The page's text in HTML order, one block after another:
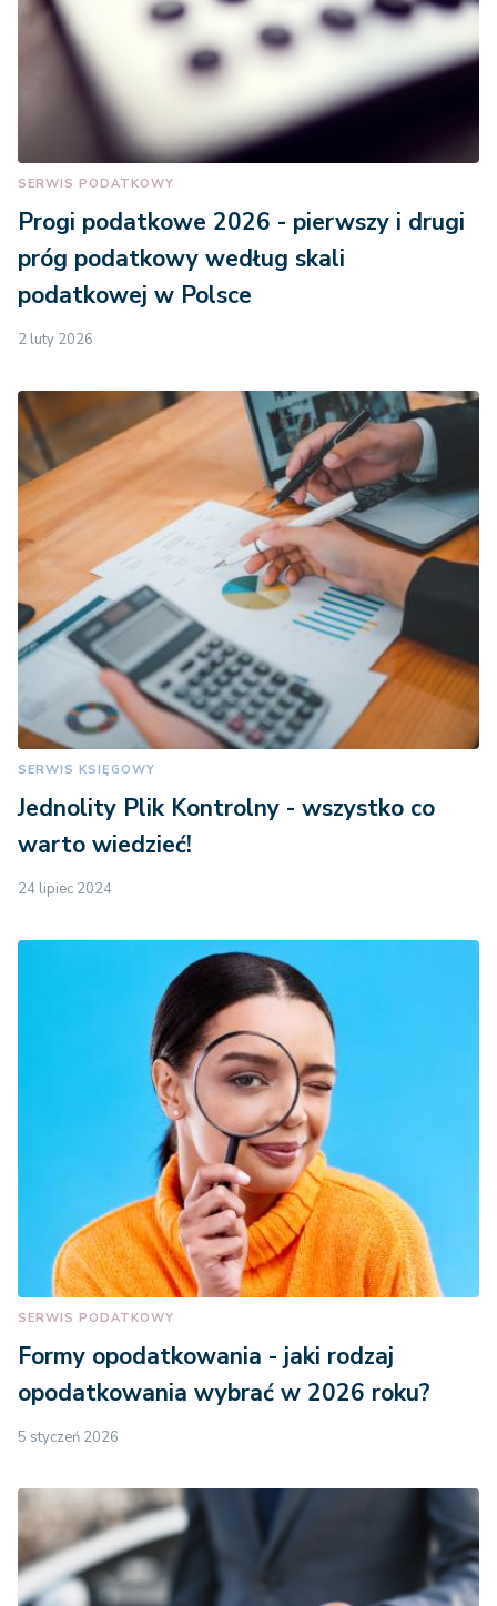
SERWIS PODATKOWY
Progi podatkowe 2026 - pierwszy i drugi
próg podatkowy według skali
podatkowej w Polsce
2 luty 2026
SERWIS KSIĘGOWY
Jednolity Plik Kontrolny - wszystko co
warto wiedzieć!
24 lipiec 2024
SERWIS PODATKOWY
Formy opodatkowania - jaki rodzaj
opodatkowania wybrać w 2026 roku?
5 styczeń 2026